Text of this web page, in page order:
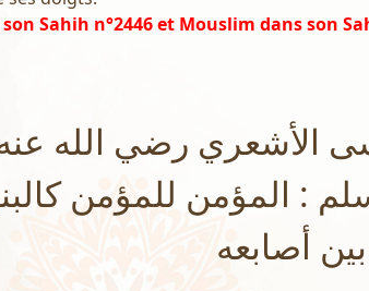
Sahih n°2446 et Mouslim dans son
الأشعري رضي الله
: المؤمن للمؤمن
أصابعه